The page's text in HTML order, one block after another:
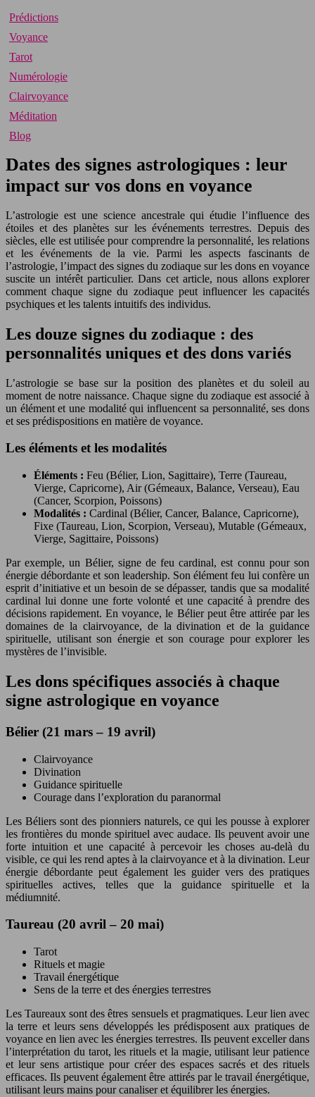
Prédictions
Voyance
Tarot
Numérologie
Clairvoyance
Méditation
Blog
Dates des signes astrologiques : leur
impact sur vos dons en voyance
L’astrologie est une science ancestrale qui étudie l’influence des
étoiles et des planètes sur les événements terrestres. Depuis des
siècles, elle est utilisée pour comprendre la personnalité, les relations
et les événements de la vie. Parmi les aspects fascinants de
l’astrologie, l’impact des signes du zodiaque sur les dons en voyance
suscite un intérêt particulier. Dans cet article, nous allons explorer
comment chaque signe du zodiaque peut influencer les capacités
psychiques et les talents intuitifs des individus.
Les douze signes du zodiaque : des
personnalités uniques et des dons variés
L’astrologie se base sur la position des planètes et du soleil au
moment de notre naissance. Chaque signe du zodiaque est associé à
un élément et une modalité qui influencent sa personnalité, ses dons
et ses prédispositions en matière de voyance.
Les éléments et les modalités
Éléments : Feu (Bélier, Lion, Sagittaire), Terre (Taureau,
Vierge, Capricorne), Air (Gémeaux, Balance, Verseau), Eau
(Cancer, Scorpion, Poissons)
Modalités : Cardinal (Bélier, Cancer, Balance, Capricorne),
Fixe (Taureau, Lion, Scorpion, Verseau), Mutable (Gémeaux,
Vierge, Sagittaire, Poissons)
Par exemple, un Bélier, signe de feu cardinal, est connu pour son
énergie débordante et son leadership. Son élément feu lui confère un
esprit d’initiative et un besoin de se dépasser, tandis que sa modalité
cardinal lui donne une forte volonté et une capacité à prendre des
décisions rapidement. En voyance, le Bélier peut être attirée par les
domaines de la clairvoyance, de la divination et de la guidance
spirituelle, utilisant son énergie et son courage pour explorer les
mystères de l’invisible.
Les dons spécifiques associés à chaque
signe astrologique en voyance
Bélier (21 mars – 19 avril)
Clairvoyance
Divination
Guidance spirituelle
Courage dans l’exploration du paranormal
Les Béliers sont des pionniers naturels, ce qui les pousse à explorer
les frontières du monde spirituel avec audace. Ils peuvent avoir une
forte intuition et une capacité à percevoir les choses au-delà du
visible, ce qui les rend aptes à la clairvoyance et à la divination. Leur
énergie débordante peut également les guider vers des pratiques
spirituelles actives, telles que la guidance spirituelle et la
médiumnité.
Taureau (20 avril – 20 mai)
Tarot
Rituels et magie
Travail énergétique
Sens de la terre et des énergies terrestres
Les Taureaux sont des êtres sensuels et pragmatiques. Leur lien avec
la terre et leurs sens développés les prédisposent aux pratiques de
voyance en lien avec les énergies terrestres. Ils peuvent exceller dans
l’interprétation du tarot, les rituels et la magie, utilisant leur patience
et leur sens artistique pour créer des espaces sacrés et des rituels
efficaces. Ils peuvent également être attirés par le travail énergétique,
utilisant leurs mains pour canaliser et équilibrer les énergies.